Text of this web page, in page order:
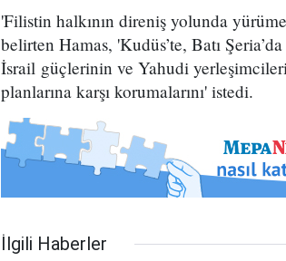
'Filistin halkının direniş yolunda
belirten Hamas, 'Kudüs’te, Batı
İsrail güçlerinin ve Yahudi
planlarına karşı korumalarını' istedi.
İlgili Haberler